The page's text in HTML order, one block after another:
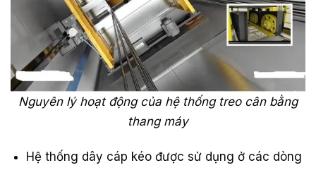
Nguyên lý hoạt động của hệ thống treo cân bằng
thang máy
Hệ thống dây cáp kéo được sử dụng ở các dòng